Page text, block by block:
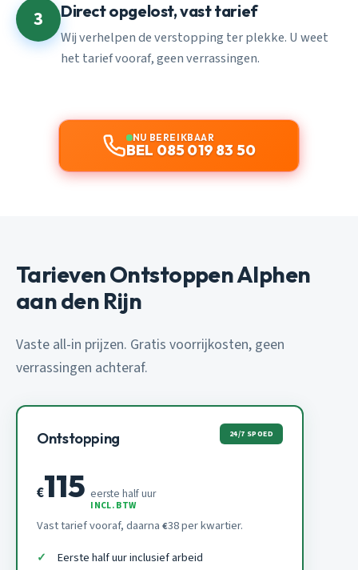
3 Direct opgelost, vast tarief
Wij verhelpen de verstopping ter plekke. U weet
het tarief vooraf, geen verrassingen.
NU BEREIKBAAR
BEL 085 019 83 50
Tarieven Ontstoppen Alphen
aan den Rijn
Vaste all-in prijzen. Gratis voorrijkosten, geen
verrassingen achteraf.
Ontstopping 24/7 SPOED
€115 eerste half uur
INCL. BTW
Vast tarief vooraf, daarna €38 per kwartier.
Eerste half uur inclusief arbeid